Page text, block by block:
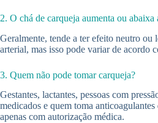
2. O chá de carqueja aumenta ou abaixa
Geralmente, tende a ter efeito neutro ou
arterial, mas isso pode variar de acordo
3. Quem não pode tomar carqueja?
Gestantes, lactantes, pessoas com
medicados e quem toma
apenas com autorização médica.